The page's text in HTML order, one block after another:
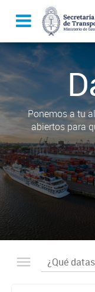
Ponemos a tu
abiertos para